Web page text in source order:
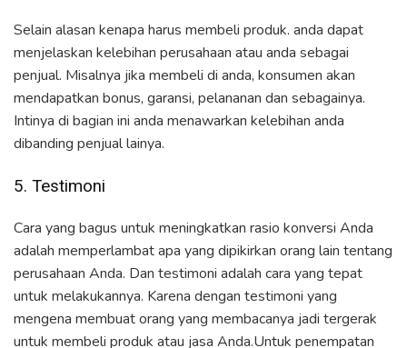
Selain alasan kenapa harus membeli produk. anda dapat
menjelaskan kelebihan perusahaan atau anda sebagai
penjual. Misalnya jika membeli di anda, konsumen akan
mendapatkan bonus, garansi, pelananan dan sebagainya.
Intinya di bagian ini anda menawarkan kelebihan anda
dibanding penjual lainya.
5. Testimoni
Cara yang bagus untuk meningkatkan rasio konversi Anda
adalah memperlambat apa yang dipikirkan orang lain tentang
perusahaan Anda. Dan testimoni adalah cara yang tepat
untuk melakukannya. Karena dengan testimoni yang
mengena membuat orang yang membacanya jadi tergerak
untuk membeli produk atau jasa Anda.Untuk penempatan